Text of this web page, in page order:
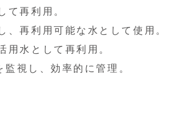
て再利用。
、再利用可能な水として使用。
用水として再利用。
視し、効率的に管理。